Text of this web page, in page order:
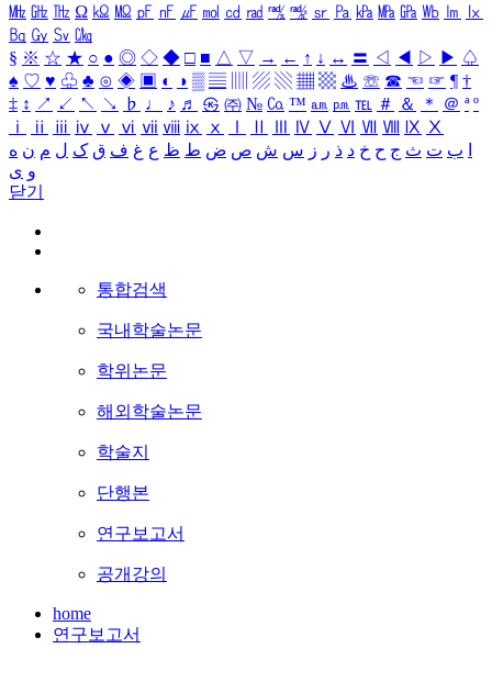
㎒ ㎓ ㎔ Ω ㏀ ㏁ ㎊ ㎋ ㎌ ㏖ ㏅ ㎭ ㎮ ㎯ ㏛ ㎩ ㎪ ㎫ ㎬ ㏝ ㏐
㏓
㏃ ㏉ ㏜ ㏆
§ ※ ☆ ★ ○ ● ◎ ◇ ◆ □ ■ △ ▽ → ← ↑ ↓ ↔ 〓 ◁ ◀ ▷ ▶ ♤
♠ ♡ ♥ ♧ ♣ ⊙ ◈ ▣ ◐ ◑ ▒ ▤ ▨ ▧ ▦ ▩ ♨ ☏ ☎ ☜ ☞ ¶ †
‡ ↕ ↗ ↙ ↖ ↘ ♭ ♩ ♪ ♬ ㉿ ㈜ № ㏇ ™ ㏂ ㏘ ℡ ＃ ＆ ＊ ＠ ª º
ⅰ
ⅱ ⅲ ⅳ ⅴ ⅵ ⅶ ⅷ ⅸ ⅹ Ⅳ Ⅴ Ⅵ Ⅶ Ⅷ Ⅸ Ⅹ
ب ت ث ج ح خ د ذ ر ز س ش ص ض ط ظ ع غ ف ق ک ل م ن ه
و ی
닫기
통합검색
국내학술논문
학위논문
해외학술논문
학술지
단행본
연구보고서
공개강의
home
연구보고서